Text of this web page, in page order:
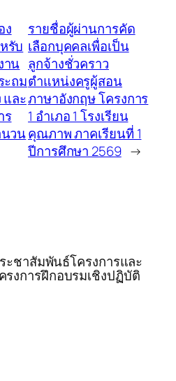
ง
รับ
าน
ะถม
ละ
ร
วน
รายชื่อผู้ผ่านการคัด
เลือกบุคคลเพื่อเป็น
ลูกจ้างชั่วคราว
ตำแหน่งครูผู้สอน
ภาษาอังกฤษ โครงการ
1 อำเภอ 1 โรงเรียน
คุณภาพ ภาคเรียนที่ 1
ปีการศึกษา 2569 →
ะชาสัมพันธ์โครงการและ
รงการฝึกอบรมเชิงปฏิบัติ